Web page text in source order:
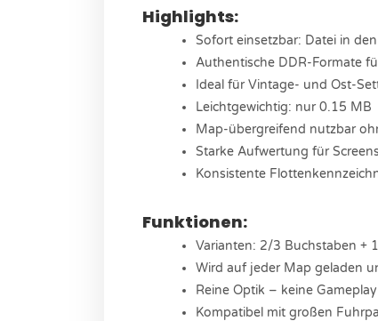
Highlights:
Sofort einsetzbar: Datei in
Authentische DDR-Formate
Ideal für Vintage- und Ost-
Leichtgewichtig: nur 0.15 MB
Map-übergreifend nutzbar
Starke Aufwertung für
Konsistente
Funktionen:
Varianten: 2/3 Buchstaben +
Wird auf jeder Map geladen
Reine Optik – keine
Kompatibel mit großen